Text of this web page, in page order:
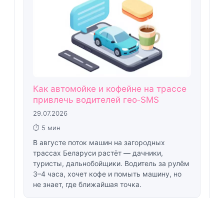
Как автомойке и кофейне на трассе
привлечь водителей гео‑SMS
29.07.2026
⏱ 5 мин
В августе поток машин на загородных
трассах Беларуси растёт — дачники,
туристы, дальнобойщики. Водитель за рулём
3–4 часа, хочет кофе и помыть машину, но
не знает, где ближайшая точка.